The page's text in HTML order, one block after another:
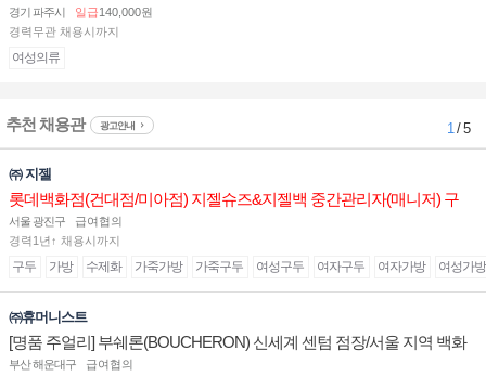
경기 파주시 일급140,000원
경력무관 채용시까지
여성의류
추천 채용관 광고안내 1/ 5
㈜ 지젤
롯데백화점(건대점/미아점) 지젤슈즈&지젤백 중간관리자(매니저) 구
인합니다
서울 광진구
급여협의
경력1년↑ 채용시까지
구두 가방 수제화 가죽가방 가죽구두 여성구두 여자구두 여자가방 여성가방
㈜휴머니스트
[명품 주얼리] 부쉐론(BOUCHERON) 신세계 센텀 점장/서울 지역 백화
점 판매사원 채용
부산 해운대구
급여협의